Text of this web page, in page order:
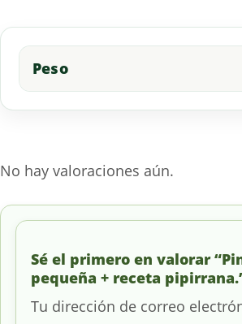
Peso
No hay valoraciones aún.
Sé el primero en valorar
pequeña + receta
Tu dirección de correo